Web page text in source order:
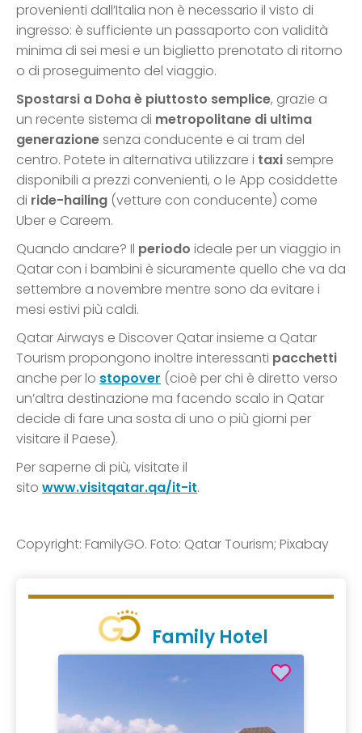
provenienti dall’Italia non è necessario il visto di
ingresso: è sufficiente un passaporto con validità
minima di sei mesi e un biglietto prenotato di ritorno
o di proseguimento del viaggio.
Spostarsi a Doha è piuttosto semplice, grazie a
un recente sistema di metropolitane di ultima
generazionesenza conducente e ai tram del
centro. Potete in alternativa utilizzare i taxisempre
disponibili a prezzi convenienti, o le App cosiddette
di ride-hailing (vetture con conducente) come
Uber e Careem.
Quando andare? Il periodo ideale per un viaggio in
Qatar con i bambini è sicuramente quello che va da
settembre a novembre mentre sono da evitare i
mesi estivi più caldi.
Qatar Airways e Discover Qatar insieme a Qatar
Tourism propongono inoltre interessanti pacchetti
anche per lo stopover (cioè per chi è diretto verso
un’altra destinazione ma facendo scalo in Qatar
decide di fare una sosta di uno o più giorni per
visitare il Paese).
Per saperne di più, visitate il
sito www.visitqatar.qa/it-it.
Copyright: FamilyGO. Foto: Qatar Tourism; Pixabay
Family Hotel